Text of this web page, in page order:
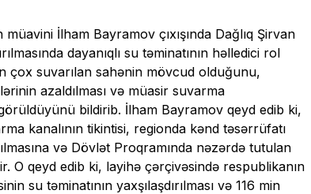
İlham Bayramov çıxışında Dağlıq Şirvan
dayanıqlı su təminatının həlledici rol
çox suvarılan sahənin mövcud olduğunu,
azaldılması və müasir suvarma
bildirib. İlham Bayramov qeyd edib ki,
kanalının tikintisi, regionda kənd təsərrüfatı
və Dövlət Proqramında nəzərdə tutulan
O qeyd edib ki, layihə çərçivəsində respublikanın
su təminatının yaxşılaşdırılması və 116 min